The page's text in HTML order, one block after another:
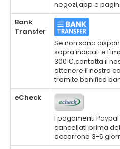
negozi,app e
Bank
Transfer
Se non sono
sopra indicati e
300 €,contatta il
ottenere il nostro
tramite bonifico
eCheck
I pagamenti
cancellati prima
occorrono 3-6